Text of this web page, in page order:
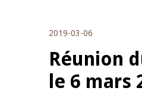
2019-03-06
Réunion
le 6 mars